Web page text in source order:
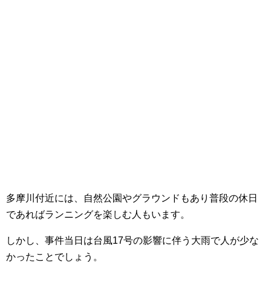
多摩川付近には、自然公園やグラウンドもあり普段の休日
であればランニングを楽しむ人もいます。
しかし、事件当日は台風17号の影響に伴う大雨で人が少な
かったことでしょう。